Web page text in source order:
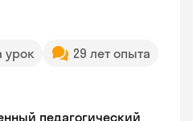
урок
29 лет опыта
педагогический